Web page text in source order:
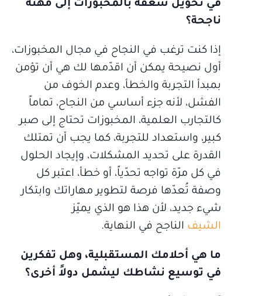
في تحويل شغفه بالمخبوزات إلى مهنة
ناجحة؟
إذا كنت ترغب في النجاح في مجال المخبوزات،
أول نصيحة يمكن أن اقدّمها لك هي أن تؤمن
بمبدأ التجربة والخطأ، وعدم الخوف من
الفشل، لأنه جزء أساسي من النجاح، تماماً
كالتجارب العلمية، المخبوزات تحتاج إلى صبر
كبير، واستعداد للتجربة، كما يجب أن تمتلك
القدرة على تحديد المشكلات، وإيجاد الحلول
في كل مرّة تواجه تحدّياً، أو خطأ، اعتبر كل
وصفة تُعدّها فرصة لتطوير مهاراتك وابتكار
شيء جديد، لأن هذا هو الذي يميّز
الشيف الناجح في النهاية.
ما هي أحلامك المستقبلية، وهل تفكرين
في توسيع نشاطك ليشمل دولاً أخرى؟